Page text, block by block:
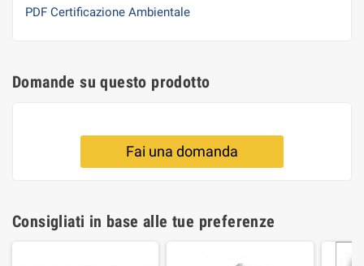
PDF Certificazione Ambientale
Domande su questo prodotto
Fai una domanda
Consigliati in base alle tue preferenze